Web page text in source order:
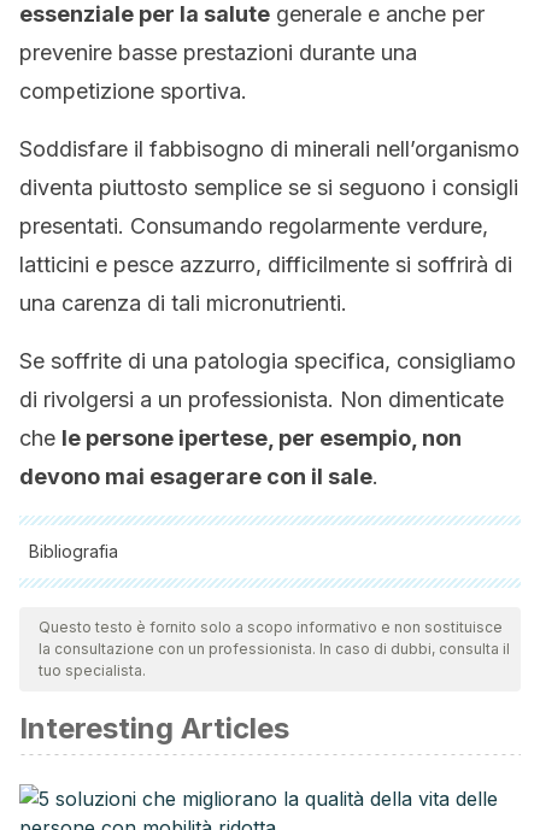
essenziale per la salute generale e anche per
prevenire basse prestazioni durante una
competizione sportiva.
Soddisfare il fabbisogno di minerali nell’organismo
diventa piuttosto semplice se si seguono i consigli
presentati. Consumando regolarmente verdure,
latticini e pesce azzurro, difficilmente si soffrirà di
una carenza di tali micronutrienti.
Se soffrite di una patologia specifica, consigliamo
di rivolgersi a un professionista. Non dimenticate
che le persone ipertese, per esempio, non
devono mai esagerare con il sale.
Bibliografia
Tutte le fonti citate sono state esaminate a fondo dal nostro
team per garantirne la qualità, l'affidabilità, l'attualità e la
validità. La bibliografia di questo articolo è stata considerata
Grillo A., Salvi L., Coruzzi P., Salvi P., et al., Sodium intake
and hypertension. Nutrients, 2019.
Weaver CM., Alexander DD., Boushey CJ., Dawson Hughes
Questo testo è fornito solo a scopo informativo e non sostituisce
la consultazione con un professionista. In caso di dubbi, consulta il
tuo specialista.
Interesting Articles